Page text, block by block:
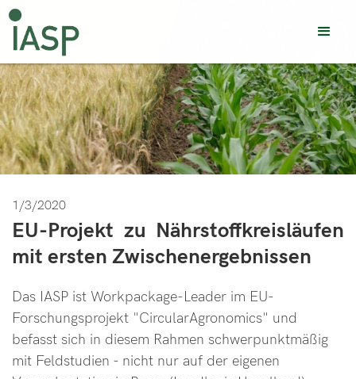
1/3/2020
EU-Projekt zu Nährstoffkreisläufen
mit ersten Zwischenergebnissen
Das IASP ist Workpackage-Leader im EU-
Forschungsprojekt "CircularAgronomics" und
befasst sich in diesem Rahmen schwerpunktmäßig
mit Feldstudien - nicht nur auf der eigenen